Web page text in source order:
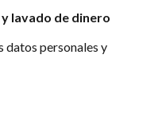
lavado de dinero
datos personales y